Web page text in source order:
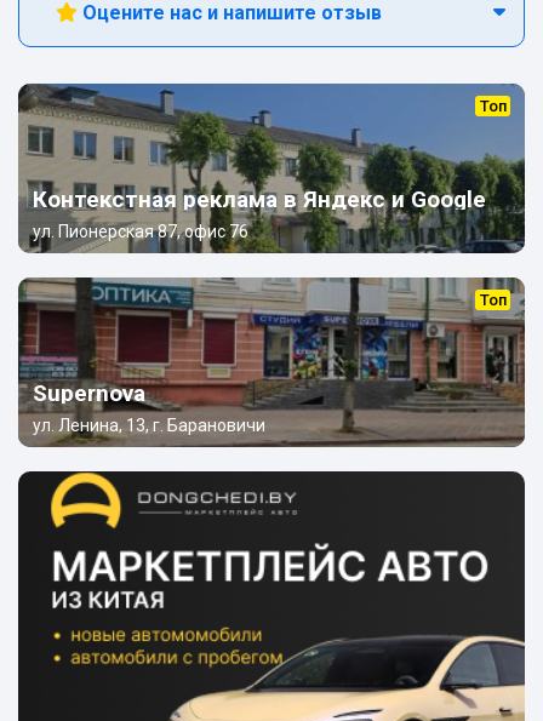
Оцените нас и напишите отзыв
Топ
Контекстная реклама в Яндекс и Google
ул. Пионерская 87, офис 76
Топ
Supernova
ул. Ленина, 13, г. Барановичи